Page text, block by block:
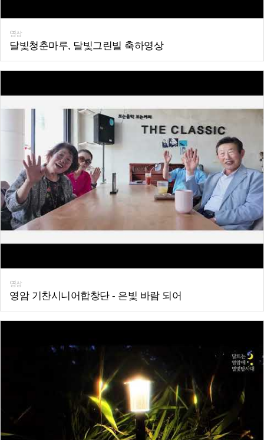
영상
달빛청춘마루, 달빛그린빌 축하영상
영상
영암 기찬시니어합창단 - 은빛 바람 되어